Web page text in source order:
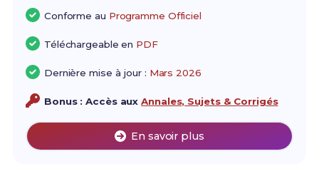
Conforme au Programme Officiel
Téléchargeable en PDF
Dernière mise à jour : Mars 2026
Bonus : Accès auxAnnales, Sujets & Corrigés
En savoir plus